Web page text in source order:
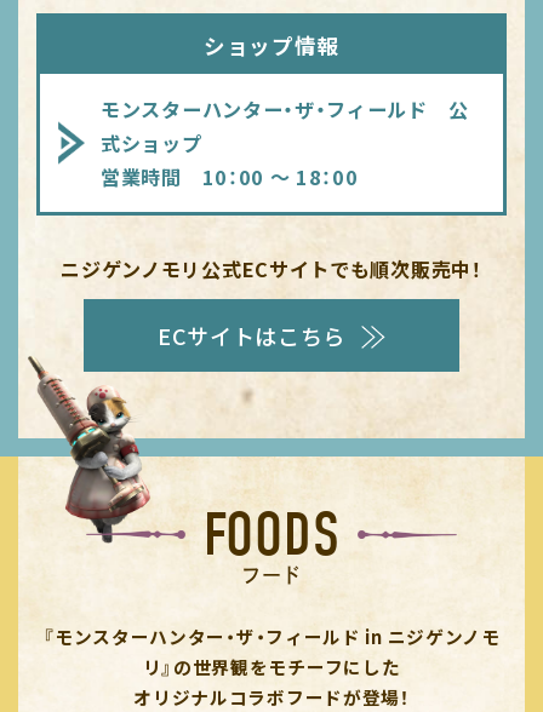
ショップ情報
モンスターハンター・ザ・フィールド 公
式ショップ
営業時間 10：00 ～ 18：00
ニジゲンノモリ公式ECサイトでも順次販売中！
ECサイトはこちら
FOODS
フード
『モンスターハンター・ザ・フィールド in ニジゲンノモ
リ』の世界観をモチーフにした
オリジナルコラボフードが登場！